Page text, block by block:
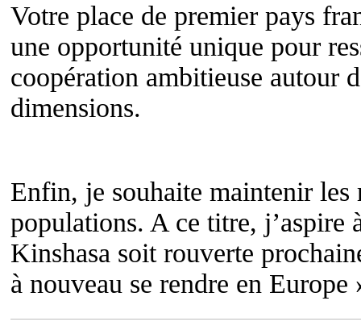
Votre place de premier pays
une opportunité unique pour
coopération ambitieuse autour
dimensions.
Enfin, je souhaite maintenir les
populations. A ce titre, j’aspire
Kinshasa soit rouverte
à nouveau se rendre en Europe